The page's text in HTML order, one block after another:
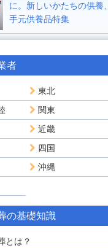
に。新しいかたちの供養、
手元供養品特集
者
東北
関東
近畿
四国
沖縄
の基礎知識
とは？